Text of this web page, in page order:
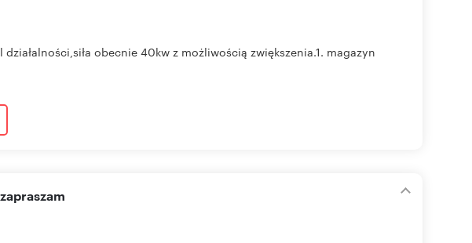
obecnie 40kw z możliwością zwiększenia.1. magazyn